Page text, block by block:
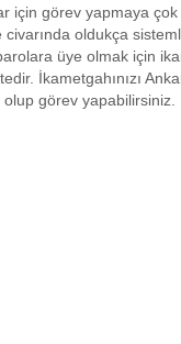
için görev yapmaya çok
civarında oldukça
üye olmak için
İkametgahınızı
görev yapabilirsiniz.